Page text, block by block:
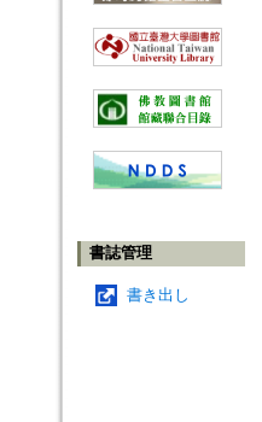
書誌管理
書き出し